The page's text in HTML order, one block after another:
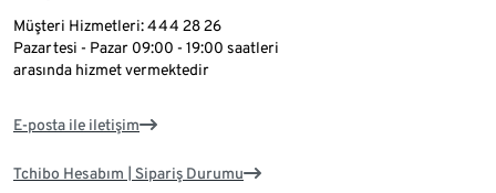
Müşteri Hizmetleri: 444 28 26
Pazartesi - Pazar 09:00 - 19:00 saatleri
arasında hizmet vermektedir
E-posta ile iletişim
Tchibo Hesabım | Sipariş Durumu